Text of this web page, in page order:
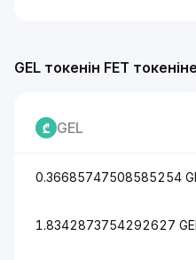
GEL токенін FET
GEL
0.36685747508585254
1.8342873754292627